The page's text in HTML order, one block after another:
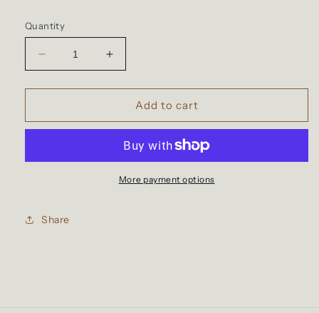
Quantity
Decrease
quantity
for
Dusza
Increase
quantity
for
Pusta
Dusza
Add to cart
More payment options
Share